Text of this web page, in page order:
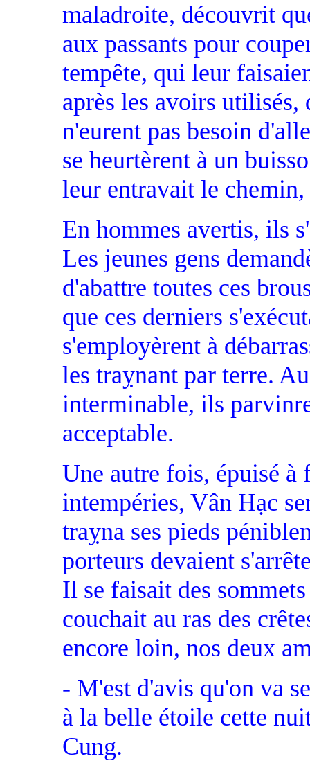
maladroite, découvrit
aux passants pour
tempête, qui leur
après les avoirs utilisés,
n'eurent pas besoin
se heurtèrent à un
leur entravait le
En hommes avertis, ils
Les jeunes gens
d'abattre toutes ces
que ces derniers
s'employèrent à
les traỵnant par terre.
interminable, ils
acceptable.
Une autre fois, épuisé à
intempéries, Vân Hạc
traỵna ses pieds
porteurs devaient
Il se faisait des
couchait au ras des
encore loin, nos deux
- M'est d'avis qu'on va
à la belle étoile cette
Cung.